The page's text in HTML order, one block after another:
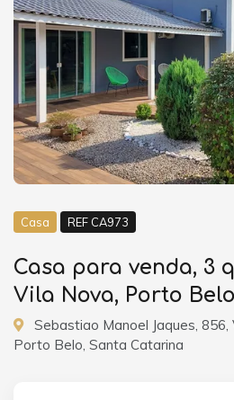
Casa REF CA973
Casa para venda, 3
Vila Nova, Porto Belo
Sebastiao Manoel Jaques, 856,
Porto Belo, Santa Catarina